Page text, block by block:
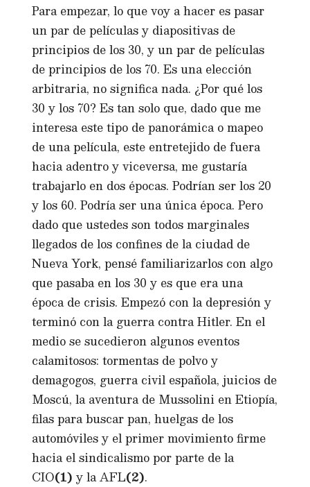
Para empezar, lo que voy a hacer es pasar
un par de películas y diapositivas de
principios de los 30, y un par de películas
de principios de los 70. Es una elección
arbitraria, no significa nada. ¿Por qué los
30 y los 70? Es tan solo que, dado que me
interesa este tipo de panorámica o mapeo
de una película, este entretejido de fuera
hacia adentro y viceversa, me gustaría
trabajarlo en dos épocas. Podrían ser los 20
y los 60. Podría ser una única época. Pero
dado que ustedes son todos marginales
llegados de los confines de la ciudad de
Nueva York, pensé familiarizarlos con algo
que pasaba en los 30 y es que era una
época de crisis. Empezó con la depresión y
terminó con la guerra contra Hitler. En el
medio se sucedieron algunos eventos
calamitosos: tormentas de polvo y
demagogos, guerra civil española, juicios de
Moscú, la aventura de Mussolini en Etiopía,
filas para buscar pan, huelgas de los
automóviles y el primer movimiento firme
hacia el sindicalismo por parte de la
CIO(1) y la AFL(2).